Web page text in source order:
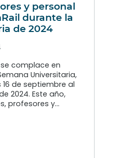
y personal
durante la
de 2024
se complace en
Universitaria,
de septiembre al
2024. Este año,
profesores y…